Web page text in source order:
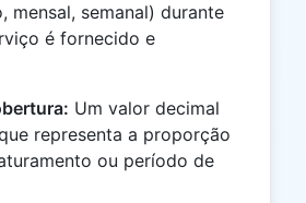
mensal, semanal) durante
é fornecido e
Um valor decimal
representa a proporção
ou período de